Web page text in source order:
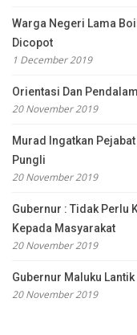
Warga Negeri Lama
Dicopot
1 December 2019
Orientasi Dan
20 November 2019
Murad Ingatkan
Pungli
20 November 2019
Gubernur : Tidak Perlu
Kepada Masyarakat
20 November 2019
Gubernur Maluku
20 November 2019